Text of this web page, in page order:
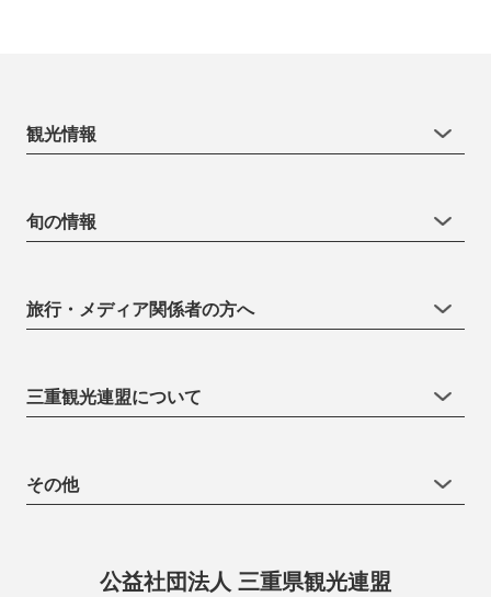
観光情報
旬の情報
旅行・メディア関係者の方へ
三重観光連盟について
その他
公益社団法人 三重県観光連盟